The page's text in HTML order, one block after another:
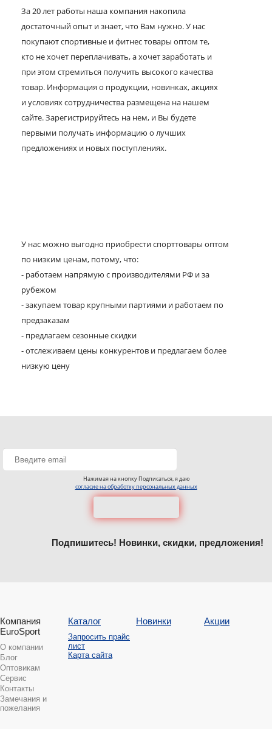
За 20 лет работы наша компания накопила
достаточный опыт и знает, что Вам нужно. У нас
покупают спортивные и фитнес товары оптом те,
кто не хочет переплачивать, а хочет заработать и
при этом стремиться получить высокого качества
товар. Информация о продукции, новинках, акциях
и условиях сотрудничества размещена на нашем
сайте. Зарегистрируйтесь на нем, и Вы будете
первыми получать информацию о лучших
предложениях и новых поступлениях.
У нас можно выгодно приобрести спорттовары оптом
по низким ценам, потому, что:
- работаем напрямую с производителями РФ и за
рубежом
- закупаем товар крупными партиями и работаем по
предзаказам
- предлагаем сезонные скидки
- отслеживаем цены конкурентов и предлагаем более
низкую цену
Нажимая на кнопку Подписаться, я даю
согласие на обработку персональных данных
Подпишитесь! Новинки, скидки, предложения!
Компания
EuroSport
О компании
Блог
Оптовикам
Сервис
Контакты
Замечания и
пожелания
Каталог
Запросить прайс
лист
Карта сайта
Новинки Акции